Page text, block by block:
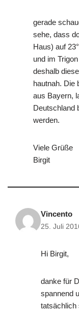
gerade
sehe, dass
Haus) auf
und im
deshalb
hautnah. Die
aus Bayern,
Deutschland
werden.
Viele Grüße
Birgit
Vincento
25. Juli
Hi Birgit,
danke für
spannend
tatsächlich